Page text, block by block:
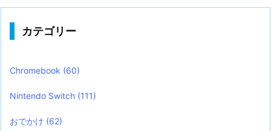
カテゴリー
Chromebook (60)
Nintendo Switch (111)
おでかけ (62)